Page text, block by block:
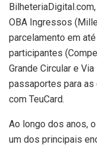
OBA Ingressos
parcelamento em
participantes
Grande Circular e
passaportes para
com TeuCard.
Ao longo dos anos,
um dos principais